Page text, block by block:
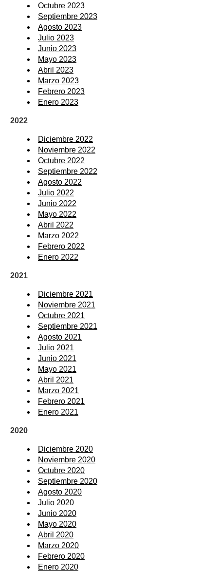
Octubre 2023
Septiembre 2023
Agosto 2023
Julio 2023
Junio 2023
Mayo 2023
Abril 2023
Marzo 2023
Febrero 2023
Enero 2023
2022
Diciembre 2022
Noviembre 2022
Octubre 2022
Septiembre 2022
Agosto 2022
Julio 2022
Junio 2022
Mayo 2022
Abril 2022
Marzo 2022
Febrero 2022
Enero 2022
2021
Diciembre 2021
Noviembre 2021
Octubre 2021
Septiembre 2021
Agosto 2021
Julio 2021
Junio 2021
Mayo 2021
Abril 2021
Marzo 2021
Febrero 2021
Enero 2021
2020
Diciembre 2020
Noviembre 2020
Octubre 2020
Septiembre 2020
Agosto 2020
Julio 2020
Junio 2020
Mayo 2020
Abril 2020
Marzo 2020
Febrero 2020
Enero 2020